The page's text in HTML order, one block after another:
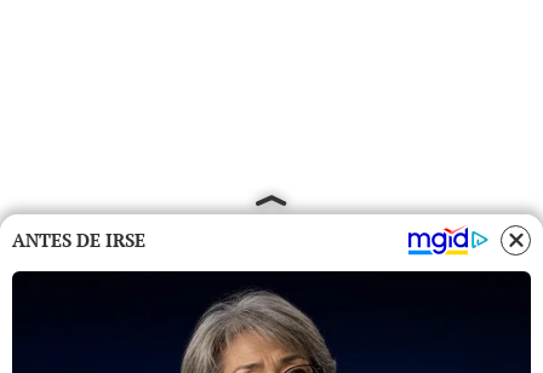
ANTES DE IRSE